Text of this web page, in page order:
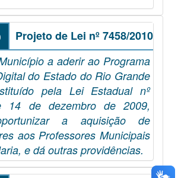
Projeto de Lei nº 7458/2010
a aderir ao Programa
do Estado do Rio Grande
pela Lei Estadual nº
14 de dezembro de 2009,
a aquisição de
aos Professores Municipais
e dá outras providências.